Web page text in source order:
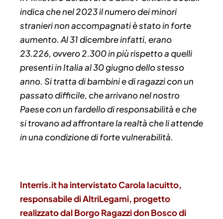
indica che nel 2023 il numero dei minori
stranieri non accompagnati è stato in forte
aumento. Al 31 dicembre infatti, erano
23.226, ovvero 2.300 in più rispetto a quelli
presenti in Italia al 30 giugno dello stesso
anno. Si tratta di bambini e di ragazzi con un
passato difficile, che arrivano nel nostro
Paese con un fardello di responsabilità e che
si trovano ad affrontare la realtà che li attende
in una condizione di forte vulnerabilità.
Interris.it ha intervistato Carola Iacuitto,
responsabile di AltriLegami, progetto
realizzato dal Borgo Ragazzi don Bosco di